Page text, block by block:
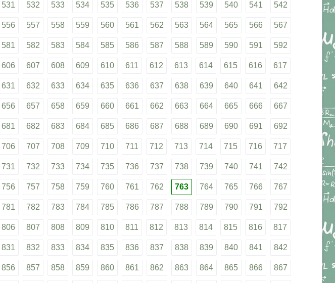
531 532 533 534 535 536 537 538 539 540 541 542
556 557 558 559 560 561 562 563 564 565 566 567
581 582 583 584 585 586 587 588 589 590 591 592
606 607 608 609 610 611 612 613 614 615 616 617
631 632 633 634 635 636 637 638 639 640 641 642
656 657 658 659 660 661 662 663 664 665 666 667
681 682 683 684 685 686 687 688 689 690 691 692
706 707 708 709 710 711 712 713 714 715 716 717
731 732 733 734 735 736 737 738 739 740 741 742
756 757 758 759 760 761 762 763 764 765 766 767
781 782 783 784 785 786 787 788 789 790 791 792
806 807 808 809 810 811 812 813 814 815 816 817
831 832 833 834 835 836 837 838 839 840 841 842
856 857 858 859 860 861 862 863 864 865 866 867